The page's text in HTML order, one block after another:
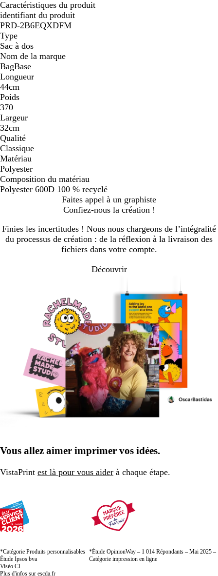
Caractéristiques du produit
identifiant du produit
PRD-2B6EQXDFM
Type
Sac à dos
Nom de la marque
BagBase
Longueur
44cm
Poids
370
Largeur
32cm
Qualité
Classique
Matériau
Polyester
Composition du matériau
Polyester 600D 100 % recyclé
Faites appel à un graphiste
Confiez-nous la création !
Finies les incertitudes ! Nous nous chargeons de l’intégralité
du processus de création : de la réflexion à la livraison des
fichiers dans votre compte.
Découvrir
Vous allez aimer imprimer vos idées.
VistaPrint est là pour vous aider à chaque étape.
*Catégorie Produits personnalisables
Étude Ipsos bva
Viséo CI
Plus d'infos sur escda.fr
*Étude OpinionWay – 1 014 Répondants – Mai 2025 –
Catégorie impression en ligne